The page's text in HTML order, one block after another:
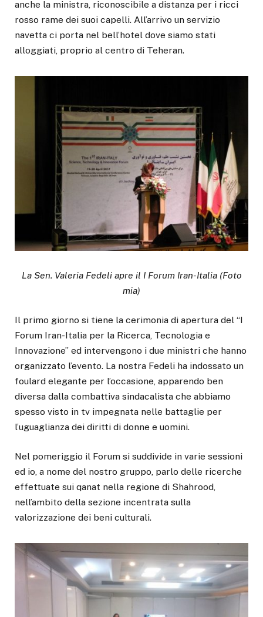
anche la ministra, riconoscibile a distanza per i ricci
rosso rame dei suoi capelli. All’arrivo un servizio
navetta ci porta nel bell’hotel dove siamo stati
alloggiati, proprio al centro di Teheran.
La Sen. Valeria Fedeli apre il I Forum Iran-Italia (Foto
mia)
Il primo giorno si tiene la cerimonia di apertura del “I
Forum Iran-Italia per la Ricerca, Tecnologia e
Innovazione” ed intervengono i due ministri che hanno
organizzato l’evento. La nostra Fedeli ha indossato un
foulard elegante per l’occasione, apparendo ben
diversa dalla combattiva sindacalista che abbiamo
spesso visto in tv impegnata nelle battaglie per
l’uguaglianza dei diritti di donne e uomini.
Nel pomeriggio il Forum si suddivide in varie sessioni
ed io, a nome del nostro gruppo, parlo delle ricerche
effettuate sui qanat nella regione di Shahrood,
nell’ambito della sezione incentrata sulla
valorizzazione dei beni culturali.